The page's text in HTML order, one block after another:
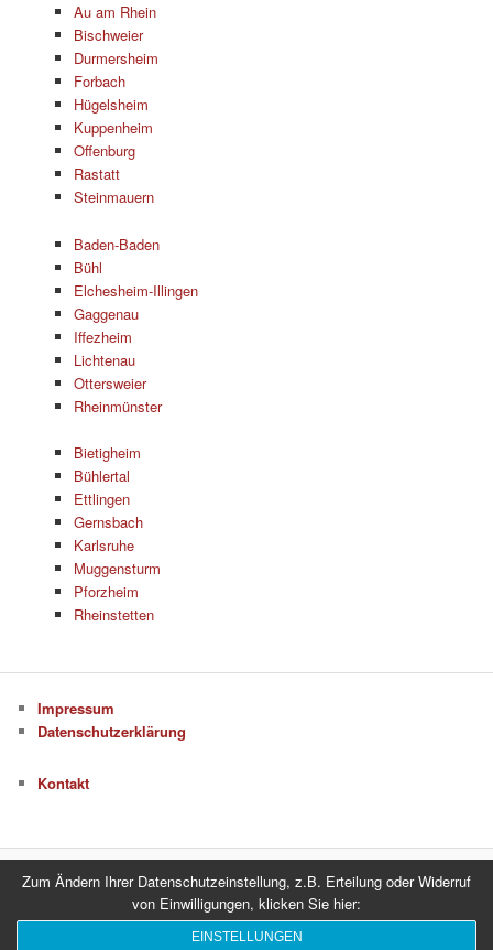
Au am Rhein
Bischweier
Durmersheim
Forbach
Hügelsheim
Kuppenheim
Offenburg
Rastatt
Steinmauern
Baden-Baden
Bühl
Elchesheim-Illingen
Gaggenau
Iffezheim
Lichtenau
Ottersweier
Rheinmünster
Bietigheim
Bühlertal
Ettlingen
Gernsbach
Karlsruhe
Muggensturm
Pforzheim
Rheinstetten
Impressum
Datenschutzerklärung
Kontakt
Datenschutzerklärung Stolz präsentiert von WordPress
Zum Ändern Ihrer Datenschutzeinstellung, z.B. Erteilung oder Widerruf
von Einwilligungen, klicken Sie hier:
EINSTELLUNGEN